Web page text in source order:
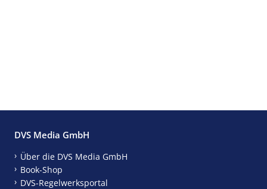
DVS Media GmbH
Über die DVS Media GmbH
Book-Shop
DVS-Regelwerksportal